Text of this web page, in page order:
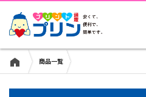
診察券・スタンプカード印刷
CD/DVD/Blu-rayジャケット印刷
商品一覧